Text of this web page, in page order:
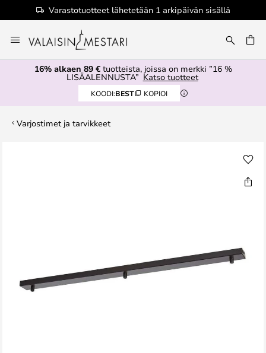
Varastotuotteet lähetetään 1 arkipäivän sisällä
to
Content
16% alkaen 89 €tuotteista, joissa on merkki ”16 %
LISÄALENNUSTA” Katso tuotteet
KOODI:BEST KOPIOI
Varjostimet ja tarvikkeet